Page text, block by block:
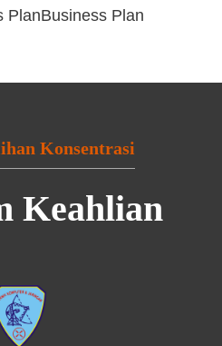
PlanBusiness Plan
Konsentrasi
Keahlian